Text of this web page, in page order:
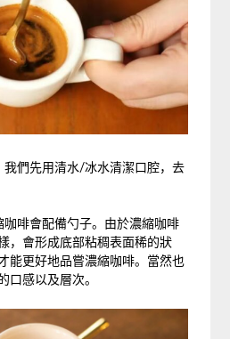
我們先用清水/冰水清潔口腔，去
啡會配備勺子。由於濃縮咖啡
，會形成底部粘稠表面稀的狀
能更好地品嘗濃縮咖啡。當然也
口感以及層次。